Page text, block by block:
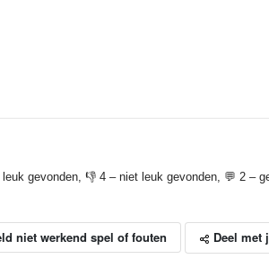
gevonden, 👎 4 – niet leuk gevonden, 💬 2 –
niet werkend spel of fouten Deel met